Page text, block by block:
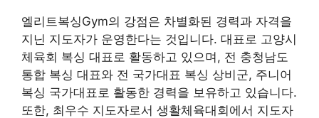
엘리트복싱Gym의 강점은 차별화된 경력과 자격을
지닌 지도자가 운영한다는 것입니다. 대표로 고양시
체육회 복싱 대표로 활동하고 있으며, 전 충청남도
통합 복싱 대표와 전 국가대표 복싱 상비군, 주니어
복싱 국가대표로 활동한 경력을 보유하고 있습니다.
또한, 최우수 지도자로서 생활체육대회에서 지도자